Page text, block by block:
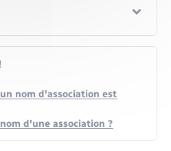
nom d'association est
d'une association ?